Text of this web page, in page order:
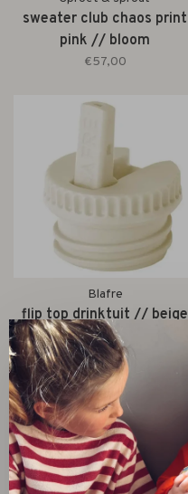
sweater club chaos print
pink // bloom
€57,00
Blafre
flip top drinktuit // beige
€7,95